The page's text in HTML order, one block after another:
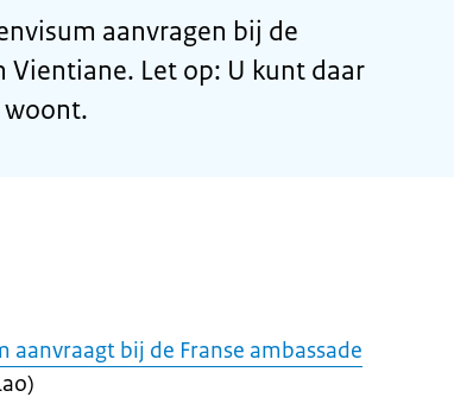
aanvragen bij de
Vientiane. Let op: U kunt daar
woont.
aanvraagt bij de Franse ambassade